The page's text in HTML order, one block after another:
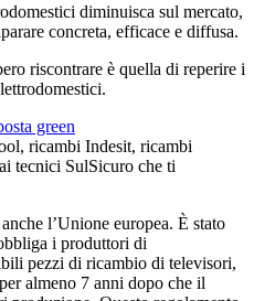
diminuisca sul mercato,
concreta, efficace e diffusa.
riscontrare è quella di reperire i
green
ricambi Indesit, ricambi
tecnici SulSicuro che ti
l’Unione europea. È stato
i produttori di
pezzi di ricambio di televisori,
almeno 7 anni dopo che il